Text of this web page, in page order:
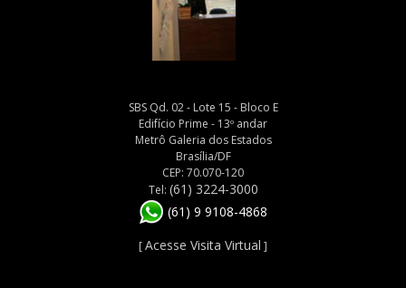
SBS Qd. 02 - Lote 15 - Bloco E
Edifício Prime - 13º andar
Metrô Galeria dos Estados
Brasília/DF
CEP: 70.070-120
Tel: (61) 3224-3000
(61) 9 9108-4868
[Acesse Visita Virtual ]